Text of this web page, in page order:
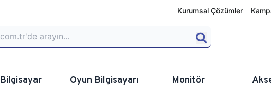
Kurumsal Çözümler
Bilgisayar Oyun Bilgisayarı Monitör